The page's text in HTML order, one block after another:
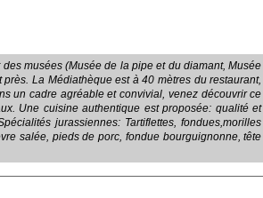
musées (Musée de la pipe et du diamant, Musée
La Médiathèque est à 40 mètres du restaurant,
un cadre agréable et convivial, venez découvrir ce
Une cuisine authentique est proposée: qualité et
jurassiennes: Tartiflettes, fondues,morilles
salée, pieds de porc, fondue bourguignonne, tête